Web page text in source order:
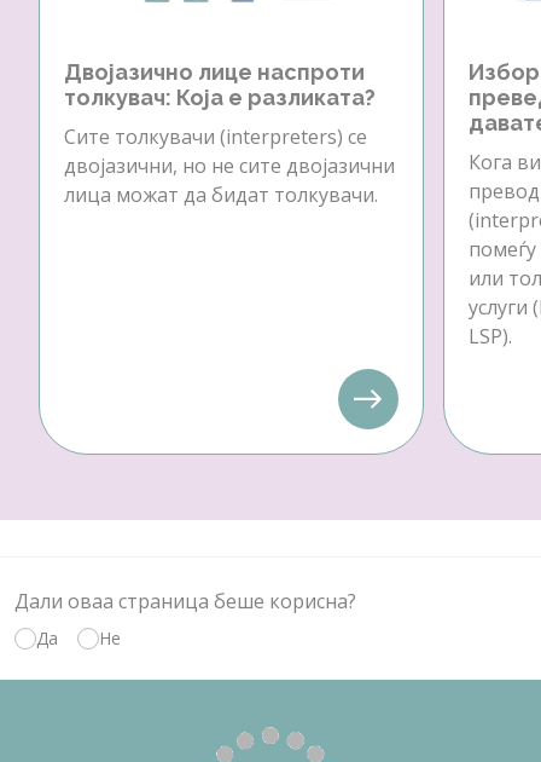
Двојазично лице наспроти
толкувач: Која е разликата?
Сите толкувачи (interpreters) се
двојазични, но не сите двојазични
лица можат да бидат толкувачи.
Кога
или
услуги
LSP).
Дали оваа страница беше корисна?
Да Не